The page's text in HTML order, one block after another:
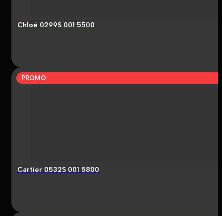
Chloé 0299S 001 5500
PROMO
Cartier 0532S 001 5800